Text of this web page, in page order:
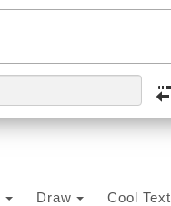
Draw Cool Text